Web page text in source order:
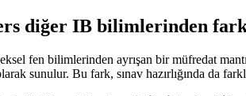
diğer IB bilimlerinden
fen bilimlerinden ayrışan bir müfredat
sunulur. Bu fark, sınav hazırlığında da